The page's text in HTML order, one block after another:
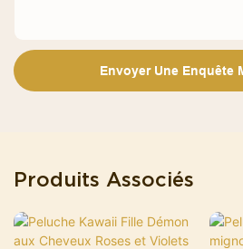
Envoyer Une Enquête
Produits Associés